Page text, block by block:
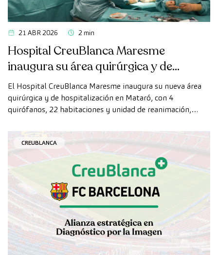
21 ABR 2026 2 min
Hospital CreuBlanca Maresme
inaugura su área quirúrgica y de
hospitalización
El Hospital CreuBlanca Maresme inaugura su nueva área
quirúrgica y de hospitalización en Mataró, con 4
quirófanos, 22 habitaciones y unidad de reanimación,
CREUBLANCA